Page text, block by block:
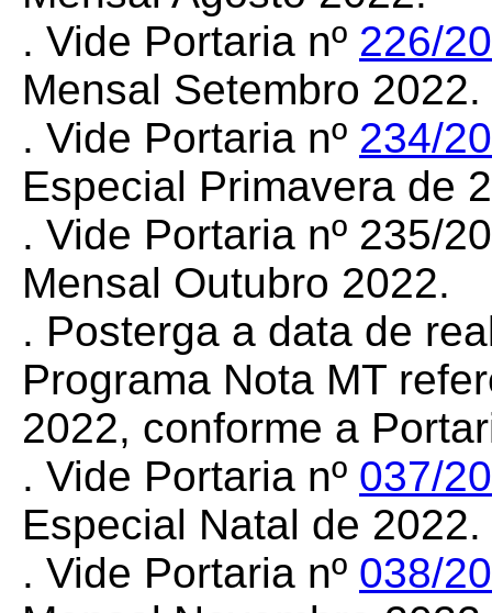
. Vide Portaria nº 226/
Mensal Setembro 2022.
. Vide Portaria nº 234/
Especial Primavera de
. Vide Portaria nº 235/
Mensal Outubro 2022.
. Posterga a data de
Programa Nota MT
2022, conforme a
. Vide Portaria nº 037/
Especial Natal de 2022.
. Vide Portaria nº 038/